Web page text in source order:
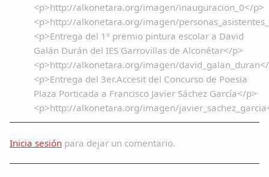
<p>http://alkonetara.org/imagen/inauguracion_0</p>
<p>http://alkonetara.org/imagen/
<p>Entrega del 1º premio pintura escolar a David
Galán Durán del IES Garrovillas de Alconétar</p>
<p>http://alkonetara.org/imagen/
<p>Entrega del 3er.Accesit del Concurso de Poesia
Plaza Porticada a Francisco Javier Sáchez García</p>
<p>http://alkonetara.org/imagen/
Inicia sesión para dejar un comentario.